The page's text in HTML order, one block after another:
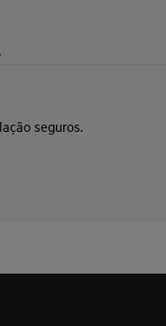
seguros.